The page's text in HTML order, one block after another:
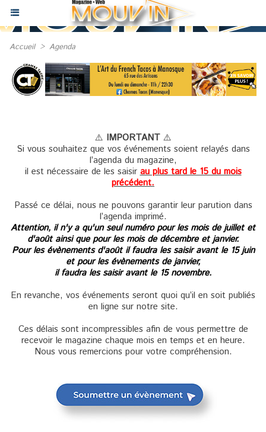
Accueil > Agenda
⚠️ IMPORTANT⚠️
Si vous souhaitez que vos événements soient relayés dans
l’agenda du magazine,
il est nécessaire de les saisir au plus tard le 15 du mois
précédent.
Passé ce délai, nous ne pouvons garantir leur parution dans
l’agenda imprimé.
Attention, il n'y a qu'un seul numéro pour les mois de juillet et
d'août ainsi que pour les mois de décembre et janvier.
Pour les évènements d'août il faudra les saisir avant le 15 juin
et pour les évènements de janvier,
il faudra les saisir avant le 15 novembre.
En revanche, vos événements seront quoi qu’il en soit publiés
en ligne sur notre site.
Ces délais sont incompressibles afin de vous permettre de
recevoir le magazine chaque mois en temps et en heure.
Nous vous remercions pour votre compréhension.